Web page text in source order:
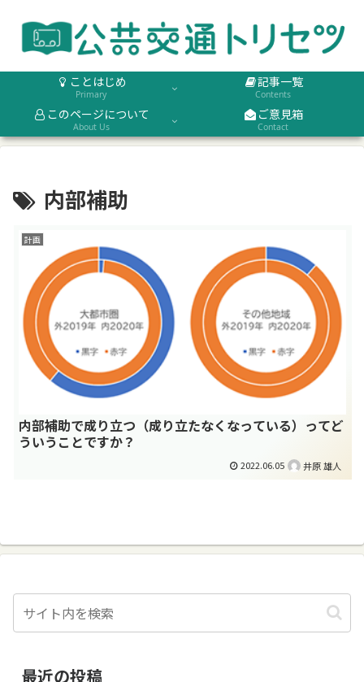
ことはじめ
Primary
記事一覧
Contents
このページについて
About Us
ご意見箱
Contact
内部補助
計画
内部補助で成り立つ（成り立たなくなっている）ってど
ういうことですか？
2022.06.05 井原 雄人
最近の投稿